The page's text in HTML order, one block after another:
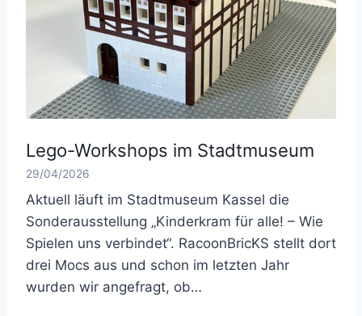
Lego-Workshops im Stadtmuseum
29/04/2026
Aktuell läuft im Stadtmuseum Kassel die
Sonderausstellung „Kinderkram für alle! – Wie
Spielen uns verbindet“. RacoonBricKS stellt dort
drei Mocs aus und schon im letzten Jahr
wurden wir angefragt, ob…